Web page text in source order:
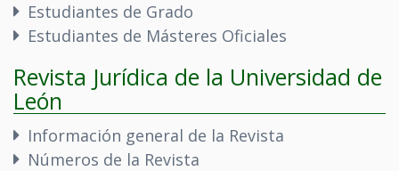
Estudiantes de Grado
Estudiantes de Másteres Oficiales
Revista Jurídica de la Universidad de
León
Información general de la Revista
Números de la Revista